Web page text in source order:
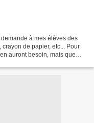
à mes élèves des
de papier, etc... Pour
auront besoin, mais que